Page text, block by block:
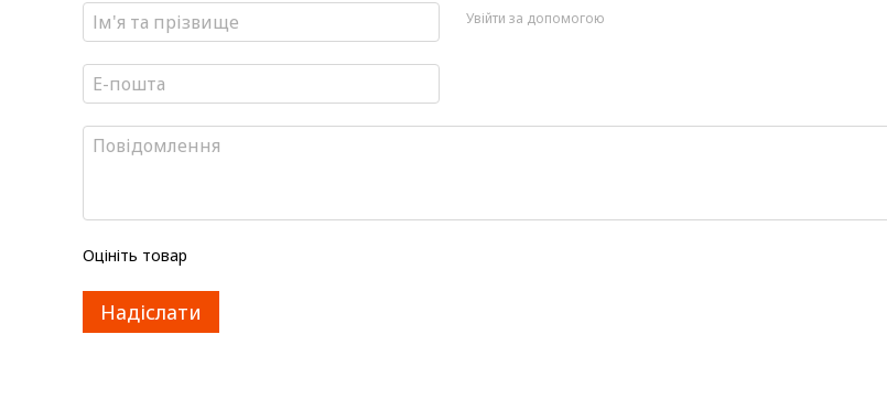
Увійти за допомогою
Оцініть товар
Надіслати